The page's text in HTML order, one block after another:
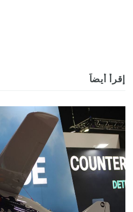
إقرأ أيضاً